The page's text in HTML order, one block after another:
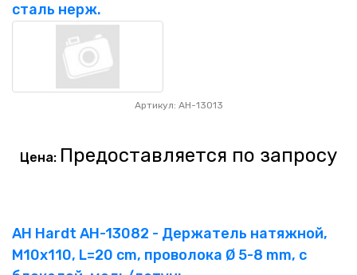
сталь нерж.
Артикул: AH-13013
Цена: Предоставляется по запросу
AH Hardt AH-13082 - Держатель натяжной,
M10x110, L=20 cm, проволока Ø 5-8 mm, с